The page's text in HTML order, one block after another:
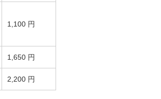
1,100 円
1,650 円
2,200 円